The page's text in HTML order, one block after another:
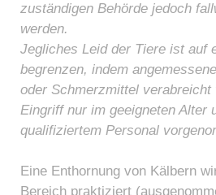
zuständigen Behörde jedoch
werden.
Jegliches Leid der Tiere ist auf
begrenzen, indem
oder Schmerzmittel verabreicht
Eingriff nur im geeigneten Alter
qualifiziertem Personal
Eine Enthornung von Kälbern
Bereich praktiziert